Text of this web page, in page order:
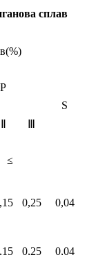
сплав
P
S
≤
0,25 0,04
0,25 0,04